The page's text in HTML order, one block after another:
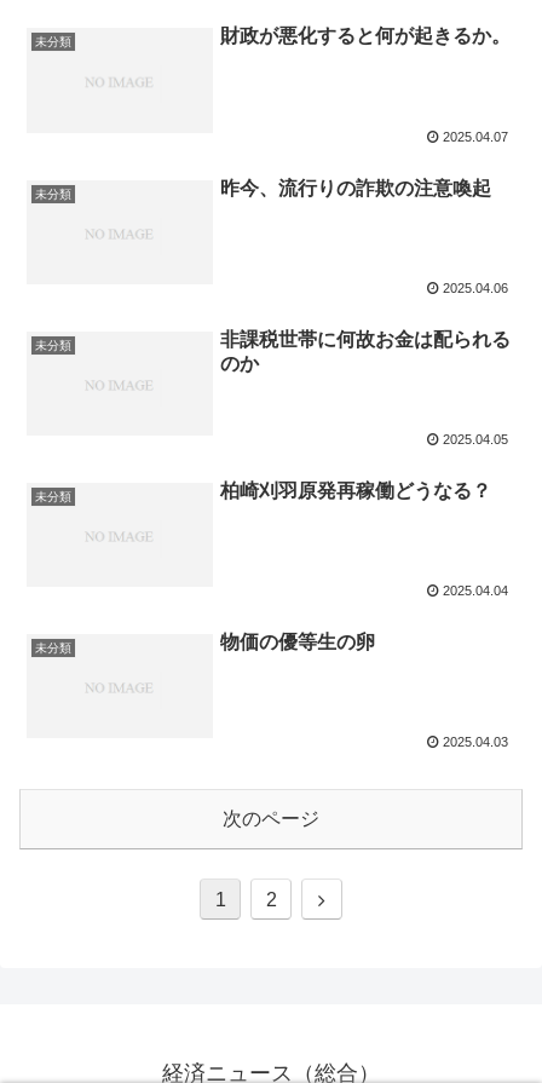
未分類 財政が悪化すると何が起きるか。
2025.04.07
未分類 昨今、流行りの詐欺の注意喚起
2025.04.06
未分類
非課税世帯に何故お金は配られる
のか
2025.04.05
未分類 柏崎刈羽原発再稼働どうなる？
2025.04.04
未分類 物価の優等生の卵
2025.04.03
次のページ
1 2
経済ニュース（総合）